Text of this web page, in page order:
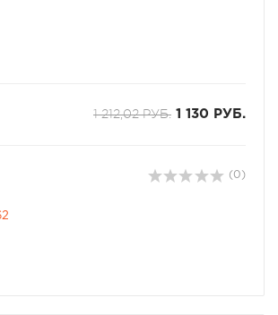
1 212,02 РУБ. 1 130 РУБ.
(0)